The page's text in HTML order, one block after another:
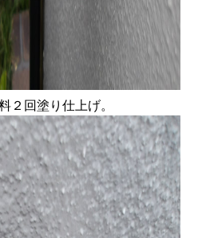
回塗り仕上げ。